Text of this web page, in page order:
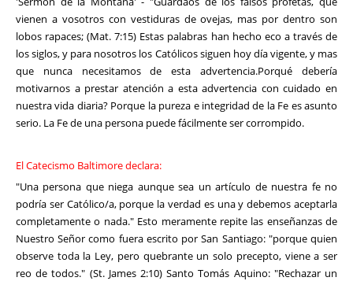
vienen a vosotros con vestiduras de ovejas, mas por dentro son
lobos rapaces; (Mat. 7:15) Estas palabras han hecho eco a través de
los siglos, y para nosotros los Católicos siguen hoy día vigente, y mas
que nunca necesitamos de esta advertencia.Porqué debería
motivarnos a prestar atención a esta advertencia con cuidado en
nuestra vida diaria? Porque la pureza e integridad de la Fe es asunto
serio. La Fe de una persona puede fácilmente ser corrompido.
El Catecismo Baltimore declara:
"Una persona que niega aunque sea un artículo de nuestra fe no
podría ser Católico/a, porque la verdad es una y debemos aceptarla
completamente o nada." Esto meramente repite las enseñanzas de
Nuestro Señor como fuera escrito por San Santiago: "porque quien
observe toda la Ley, pero quebrante un solo precepto, viene a ser
reo de todos." (St. James 2:10) Santo Tomás Aquino: "Rechazar un